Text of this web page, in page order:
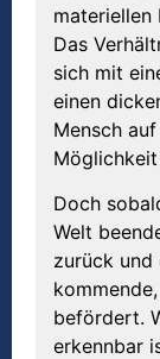
materiellen
Das
sich mit
einen
Mensch
Doch
Welt
zurück und
befördert.
erkennbar